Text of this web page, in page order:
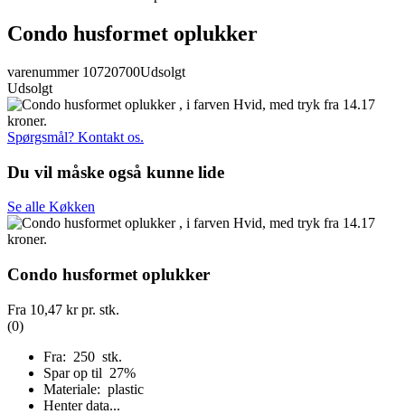
Condo husformet oplukker
varenummer 10720700Udsolgt
Udsolgt
Spørgsmål? Kontakt os.
Du vil måske også kunne lide
Se alle Køkken
Condo husformet oplukker
Fra 10,47 krpr. stk.
(0)
Fra: 250 stk.
Spar op til 27%
Materiale: plastic
Henter data...